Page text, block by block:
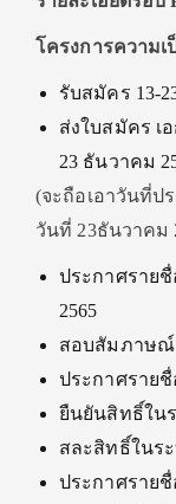
โครงการความ
รับสมัคร 13-
ส่งใบสมัคร เ
23 ธันวาคม
(จะถือเอาวันที่ป
วันที่ 23ธันวาคม
ประกาศราย
2565
สอบสัมภาษณ์
ประกาศราย
ยืนยันสิทธิ์ในร
สละสิทธิ์ในร
ประกาศราย